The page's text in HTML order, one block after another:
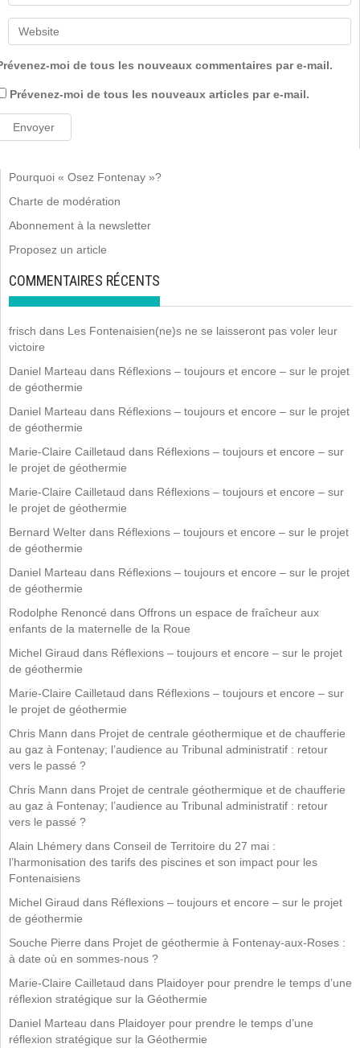
moi de tous les nouveaux commentaires par e-mail.
Prévenez-moi de tous les nouveaux articles par e-mail.
Pourquoi « Osez Fontenay »?
Charte de modération
Abonnement à la newsletter
Proposez un article
COMMENTAIRES RÉCENTS
frisch dans Les Fontenaisien(ne)s ne se laisseront pas voler leur
victoire
Daniel Marteau dans Réflexions – toujours et encore – sur le projet
de géothermie
Daniel Marteau dans Réflexions – toujours et encore – sur le projet
de géothermie
Marie-Claire Cailletaud dans Réflexions – toujours et encore – sur
le projet de géothermie
Marie-Claire Cailletaud dans Réflexions – toujours et encore – sur
le projet de géothermie
Bernard Welter dans Réflexions – toujours et encore – sur le projet
de géothermie
Daniel Marteau dans Réflexions – toujours et encore – sur le projet
de géothermie
Rodolphe Renoncé dans Offrons un espace de fraîcheur aux
enfants de la maternelle de la Roue
Michel Giraud dans Réflexions – toujours et encore – sur le projet
de géothermie
Marie-Claire Cailletaud dans Réflexions – toujours et encore – sur
le projet de géothermie
Chris Mann dans Projet de centrale géothermique et de chaufferie
au gaz à Fontenay; l’audience au Tribunal administratif : retour
vers le passé ?
Chris Mann dans Projet de centrale géothermique et de chaufferie
au gaz à Fontenay; l’audience au Tribunal administratif : retour
vers le passé ?
Alain Lhémery dans Conseil de Territoire du 27 mai :
l’harmonisation des tarifs des piscines et son impact pour les
Fontenaisiens
Michel Giraud dans Réflexions – toujours et encore – sur le projet
de géothermie
Souche Pierre dans Projet de géothermie à Fontenay-aux-Roses :
à date où en sommes-nous ?
Marie-Claire Cailletaud dans Plaidoyer pour prendre le temps d’une
réflexion stratégique sur la Géothermie
Daniel Marteau dans Plaidoyer pour prendre le temps d’une
réflexion stratégique sur la Géothermie